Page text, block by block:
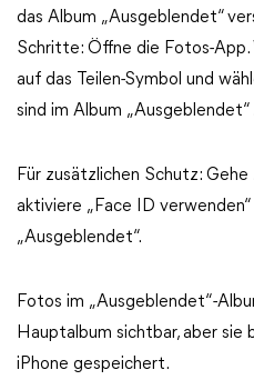
das Album „Ausgeblendet“
Schritte: Öffne die Fotos-App.
auf das Teilen-Symbol und
sind im Album „Ausgeblendet“
Für zusätzlichen Schutz:
aktiviere „Face ID
„Ausgeblendet“.
Fotos im „Ausgeblendet“-
Hauptalbum sichtbar, aber sie
iPhone gespeichert.